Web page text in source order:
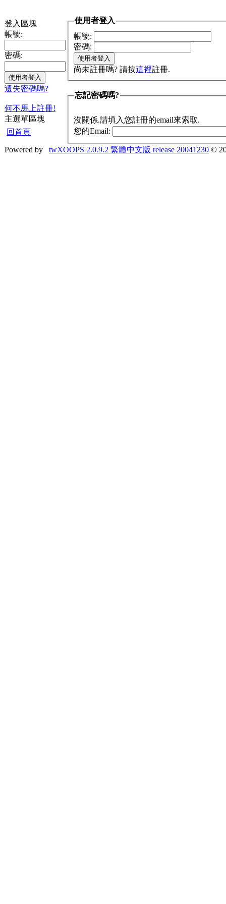
登入區塊
帳號:
密碼:
遺失密碼嗎?
何不馬上註冊!
主選單區塊
回首頁
使用者登入
帳號:
密碼:
尚未註冊嗎? 請按這裡註冊.
忘記密碼嗎?
沒關係.請填入您註冊的email來索取.
您的Email:
Powered by twXOOPS 2.0.9.2 繁體中文版 release 20041230 ©